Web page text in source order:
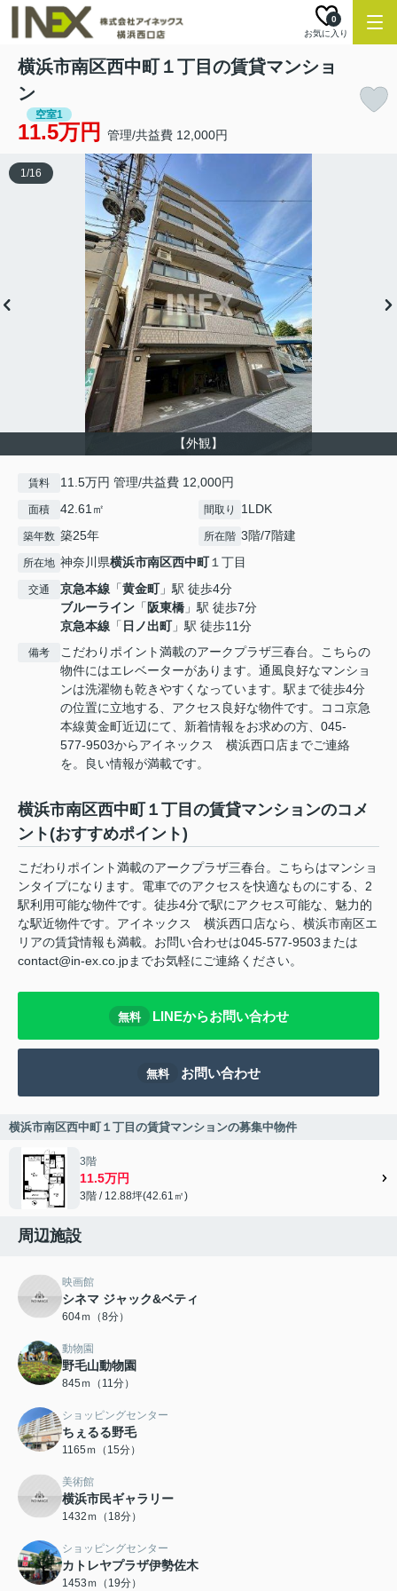
お気に入り
0
横浜市南区西中町１丁目の賃貸マンショ
ン
空室1
11.5万円 管理/共益費 12,000円
【外観】
1/16
賃料 11.5万円 管理/共益費 12,000円
面積 42.61㎡ 間取り 1LDK
築年数 築25年 所在階 3階/7階建
所在地 神奈川県横浜市南区西中町１丁目
交通 京急本線 「黄金町」駅 徒歩4分
ブルーライン 「 阪東橋 」駅 徒歩7分
京急本線 「 日ノ出町」駅 徒歩11分
備考
こだわりポイント満載のアークプラザ三春台。こちらの
物件にはエレベーターがあります。通風良好なマンショ
ンは洗濯物も乾きやすくなっています。駅まで徒歩4分
の位置に立地する、アクセス良好な物件です。ココ京急
本線黄金町近辺にて、新着情報をお求めの方、045-
577-9503からアイネックス 横浜西口店までご連絡
を。良い情報が満載です。
横浜市南区西中町１丁目の賃貸マンションのコメ
ント(おすすめポイント)
こだわりポイント満載のアークプラザ三春台。こちらはマンショ
ンタイプになります。電車でのアクセスを快適なものにする、2
駅利用可能な物件です。徒歩4分で駅にアクセス可能な、魅力的
な駅近物件です。アイネックス 横浜西口店なら、横浜市南区エ
リアの賃貸情報も満載。お問い合わせは045-577-9503または
contact@in-ex.co.jpまでお気軽にご連絡ください。
無料 LINEからお問い合わせ
無料 お問い合わせ
横浜市南区西中町１丁目の賃貸マンションの募集中物件
3階
11.5万円
3階 / 12.88坪(42.61㎡)
周辺施設
映画館
シネマ ジャック&ベティ
604ｍ（8分）
動物園
野毛山動物園
845ｍ（11分）
ショッピングセンター
ちぇるる野毛
1165ｍ（15分）
美術館
横浜市民ギャラリー
1432ｍ（18分）
ショッピングセンター
カトレヤプラザ伊勢佐木
1453ｍ（19分）